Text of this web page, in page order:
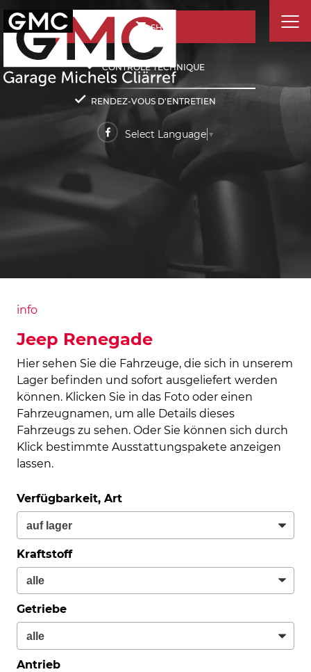
SHOP
CONTRÔLE TECHNIQUE
RENDEZ-VOUS D'ENTRETIEN
Select Language ▼
info
Jeep Renegade
Hier sehen Sie die Fahrzeuge, die sich in unserem
Lager befinden und sofort ausgeliefert werden
können. Klicken Sie in das Foto oder einen
Fahrzeugnamen, um alle Details dieses
Fahrzeugs zu sehen. Oder Sie können sich durch
Klick bestimmte Ausstattungspakete anzeigen
lassen.
Verfügbarkeit, Art
Kraftstoff
Getriebe
Antrieb